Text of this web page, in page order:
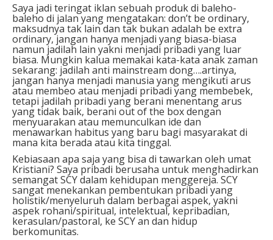
Saya jadi teringat iklan sebuah produk di baleho-
baleho di jalan yang mengatakan: don’t be ordinary,
maksudnya tak lain dan tak bukan adalah be extra
ordinary, jangan hanya menjadi yang biasa-biasa
namun jadilah lain yakni menjadi pribadi yang luar
biasa. Mungkin kalua memakai kata-kata anak zaman
sekarang: jadilah anti mainstream dong….artinya,
jangan hanya menjadi manusia yang mengikuti arus
atau membeo atau menjadi pribadi yang membebek,
tetapi jadilah pribadi yang berani menentang arus
yang tidak baik, berani out of the box dengan
menyuarakan atau memunculkan ide dan
menawarkan habitus yang baru bagi masyarakat di
mana kita berada atau kita tinggal.
Kebiasaan apa saja yang bisa di tawarkan oleh umat
Kristiani? Saya pribadi berusaha untuk menghadirkan
semangat SCY dalam kehidupan menggereja. SCY
sangat menekankan pembentukan pribadi yang
holistik/menyeluruh dalam berbagai aspek, yakni
aspek rohani/spiritual, intelektual, kepribadian,
kerasulan/pastoral, ke SCY an dan hidup
berkomunitas.